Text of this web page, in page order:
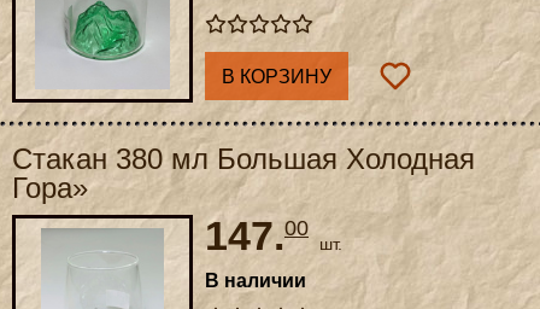
В КОРЗИНУ
Стакан 380 мл Большая Холодная
Гора»
147.00
шт.
В наличии